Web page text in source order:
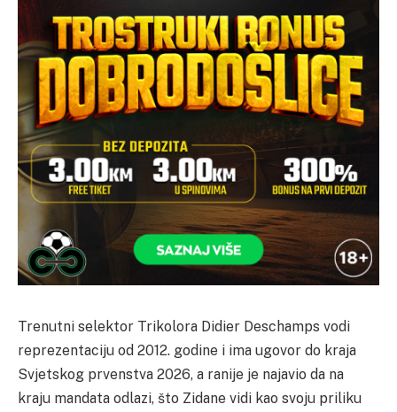
Trenutni selektor Trikolora Didier Deschamps vodi
reprezentaciju od 2012. godine i ima ugovor do kraja
Svjetskog prvenstva 2026, a ranije je najavio da na
kraju mandata odlazi, što Zidane vidi kao svoju priliku